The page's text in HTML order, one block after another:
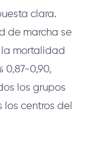
clara.
de marcha se
la mortalidad
0,87-0,90,
los grupos
centros del